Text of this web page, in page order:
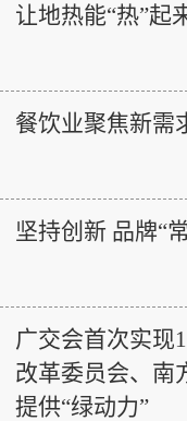
让地热能“热”起
餐饮业聚焦新需
坚持创新 品牌“
广交会首次实现
改革委员会、南
提供“绿动力”